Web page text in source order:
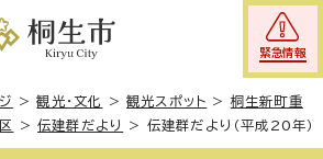
緊急情報
>観光・文化 >観光スポット > 桐生新町重
>伝建群だより > 伝建群だより（平成20年）